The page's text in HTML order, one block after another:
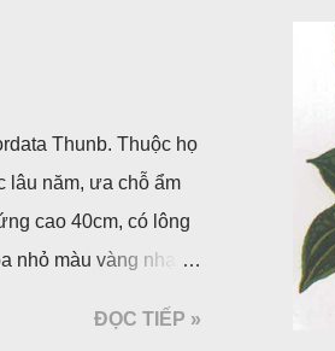
Thunb. Thuộc họ
lâu năm, ưa chỗ ẩm
cao 40cm, có lông
nhỏ màu vàng nhạt,
ĐỌC TIẾP »